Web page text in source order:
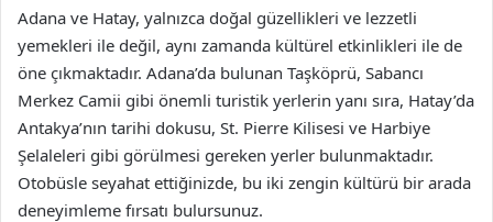
Adana ve Hatay, yalnızca doğal güzellikleri ve lezzetli
yemekleri ile değil, aynı zamanda kültürel etkinlikleri ile de
öne çıkmaktadır. Adana’da bulunan Taşköprü, Sabancı
Merkez Camii gibi önemli turistik yerlerin yanı sıra, Hatay’da
Antakya’nın tarihi dokusu, St. Pierre Kilisesi ve Harbiye
Şelaleleri gibi görülmesi gereken yerler bulunmaktadır.
Otobüsle seyahat ettiğinizde, bu iki zengin kültürü bir arada
deneyimleme fırsatı bulursunuz.